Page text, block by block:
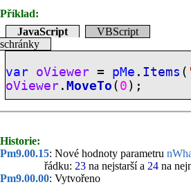
Příklad:
JavaScript
VBScript
schránky
var oViewer = pMe . Items (
oViewer . MoveTo ( 0 );
Historie:
Pm9.00.15: Nové hodnoty parametru
řádku: 23 na nejstarší a 24 na
Pm9.00.00: Vytvořeno